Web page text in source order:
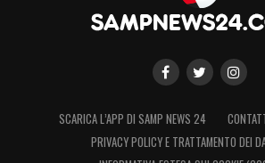
SCARICA L’APP DI SAMP NEWS 24
PRIVACY POLICY E TRATTAMENTO DEI